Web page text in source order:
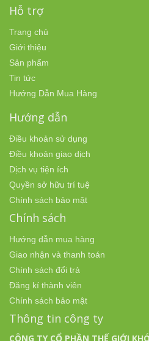
Hỗ trợ
Trang chủ
Giới thiệu
Sản phẩm
Tin tức
Hướng Dẫn Mua Hàng
Hướng dẫn
Điều khoản sử dụng
Điều khoản giao dịch
Dịch vụ tiện ích
Quyền sở hữu trí tuệ
Chính sách bảo mật
Chính sách
Hướng dẫn mua hàng
Giao nhận và thanh toán
Chính sách đổi trả
Đăng kí thành viên
Chính sách bảo mật
Thông tin công ty
CÔNG TY CỔ PHẦN THẾ GIỚI